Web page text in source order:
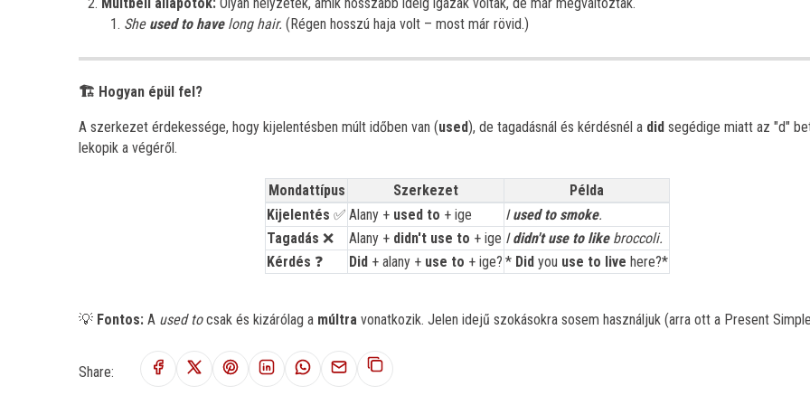
She used to havelong hair. (Régen hosszú haja volt – most már rövid.)
🏗️ Hogyan épül fel?
A szerkezet érdekessége, hogy kijelentésben múlt időben van (used), de tagadásnál és kérdésnél a did segédige miatt az "d"
lekopik a végéről.
Mondattípus Szerkezet
Példa
Kijelentés ✅ Alany + used to + ige Iused to smoke.
Tagadás ❌ Alany + didn't use to + ige Ididn't use to likebroccoli.
Kérdés ❓ Did + alany + use to + ige? * Did you use to live here?*
💡 Fontos: A used tocsak és kizárólag a múltra vonatkozik. Jelen idejű szokásokra sosem használjuk (arra ott a Present
Share: